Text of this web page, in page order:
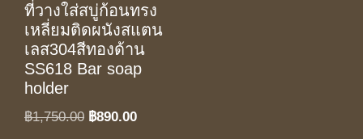
ที่วางใส่สบู่ก้อนทรง
เหลี่ยมติดผนังสแตน
เลส304สีทองด้าน
SS618 Bar soap
holder
฿1,750.00 Original
฿890.00Current